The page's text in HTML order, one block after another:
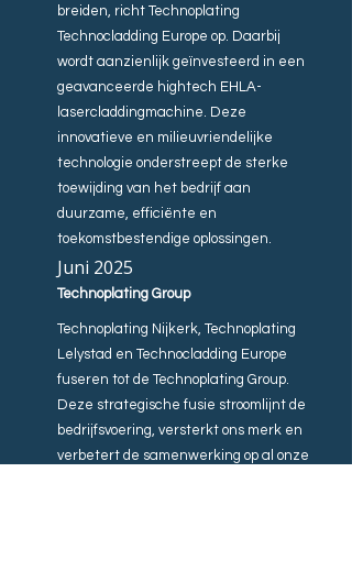
breiden, richt Technoplating
Technocladding Europe op. Daarbij
wordt aanzienlijk geïnvesteerd in een
geavanceerde hightech EHLA-
lasercladdingmachine. Deze
innovatieve en milieuvriendelijke
technologie onderstreept de sterke
toewijding van het bedrijf aan
duurzame, efficiënte en
toekomstbestendige oplossingen.
Juni 2025
Technoplating Group
Technoplating Nijkerk, Technoplating
Lelystad en Technocladding Europe
fuseren tot de Technoplating Group.
Deze strategische fusie stroomlijnt de
bedrijfsvoering, versterkt ons merk en
verbetert de samenwerking op al onze